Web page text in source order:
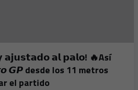
𝗮𝗷𝘂𝘀𝘁𝗮𝗱𝗼 𝗮𝗹 𝗽𝗮𝗹𝗼! 🔥Así
𝙂𝙋 desde los 11 metros
el partido